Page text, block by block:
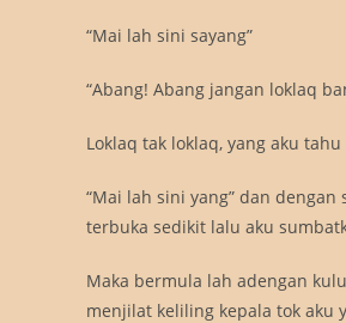
“Mai lah sini sayang”
“Abang! Abang jangan loklaq
Loklaq tak loklaq, yang aku
“Mai lah sini yang” dan
terbuka sedikit lalu aku
Maka bermula lah adengan
menjilat keliling kepala tok aku